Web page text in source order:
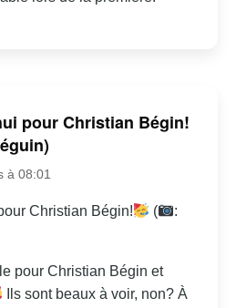
pour Christian Bégin!
à 08:01
Christian Bégin! (
:
pour Christian Bégin et
Ils sont beaux à voir, non? À